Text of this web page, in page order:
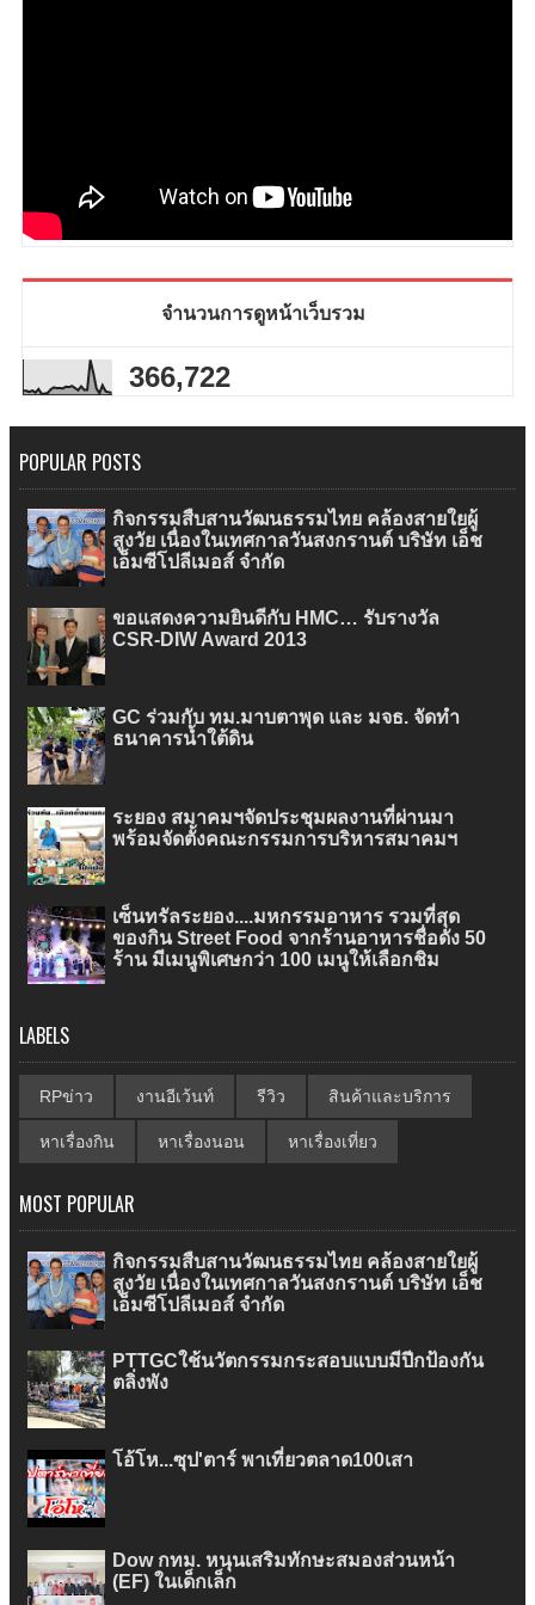
จำนวนการดูหน้าเว็บรวม
366,722
POPULAR POSTS
กิจกรรมสืบสานวัฒนธรรมไทย คล้องสายใยผู้
สูงวัย เนื่องในเทศกาลวันสงกรานต์ บริษัท เอ็ช
เอ็มซีโปลีเมอส์ จำกัด
ขอแสดงความยินดีกับ HMC… รับรางวัล
CSR-DIW Award 2013
GC ร่วมกับ ทม.มาบตาพุด และ มจธ. จัดทำ
ธนาคารน้ำใต้ดิน
ระยอง สมาคมฯจัดประชุมผลงานที่ผ่านมา
พร้อมจัดตั้งคณะกรรมการบริหารสมาคมฯ
เซ็นทรัลระยอง....มหกรรมอาหาร รวมที่สุด
ของกิน Street Food จากร้านอาหารชื่อดัง 50
ร้าน มีเมนูพิเศษกว่า 100 เมนูให้เลือกชิม
LABELS
RPข่าว งานอีเว้นท์ รีวิว สินค้าและบริการ
หาเรื่องกิน หาเรื่องนอน หาเรื่องเที่ยว
MOST POPULAR
กิจกรรมสืบสานวัฒนธรรมไทย คล้องสายใยผู้
สูงวัย เนื่องในเทศกาลวันสงกรานต์ บริษัท เอ็ช
เอ็มซีโปลีเมอส์ จำกัด
PTTGCใช้นวัตกรรมกระสอบแบบมีปีกป้องกัน
ตลิ่งพัง
โอ้โห...ซุป'ตาร์ พาเที่ยวตลาด100เสา
Dow กทม. หนุนเสริมทักษะสมองส่วนหน้า
(EF) ในเด็กเล็ก